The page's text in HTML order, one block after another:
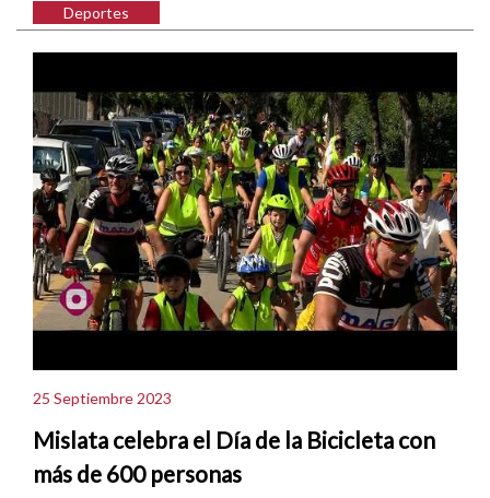
Deportes
25 Septiembre 2023
Mislata celebra el Día de la Bicicleta con
más de 600 personas